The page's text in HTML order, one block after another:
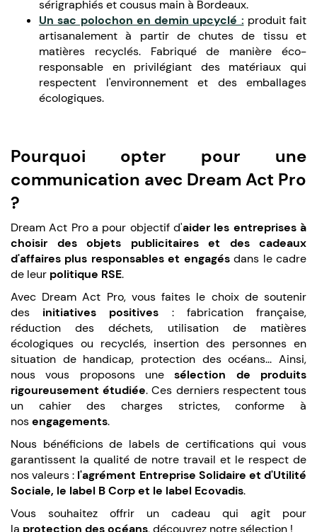
sérigraphiés et cousus main à Bordeaux.
Un sac polochon en demin upcyclé : produit fait
artisanalement à partir de chutes de tissu et
matières recyclés. Fabriqué de manière éco-
responsable en privilégiant des matériaux qui
respectent l'environnement et des emballages
écologiques.
Pourquoi opter pour une
communication avec Dream Act Pro
?
Dream Act Pro a pour objectif d'aider les entreprises à
choisir des objets publicitaires et des cadeaux
d'affaires plus responsables et engagésdans le cadre
de leur politique RSE.
Avec Dream Act Pro, vous faites le choix de soutenir
des initiatives positives : fabrication française,
réduction des déchets, utilisation de matières
écologiques ou recyclés, insertion des personnes en
situation de handicap, protection des océans... Ainsi,
nous vous proposons unesélection de produits
rigoureusement étudiée. Ces derniers respectent tous
un cahier des charges strictes, conforme à
nosengagements.
Nous bénéficions de labels de certifications qui vous
garantissent la qualité de notre travail et le respect de
nos valeurs : l'agrément Entreprise Solidaire et d'Utilité
Sociale, le label B Corp et le label Ecovadis.
Vous souhaitez offrir un cadeau qui agit pour
la protection des océans, découvrez notre sélection !